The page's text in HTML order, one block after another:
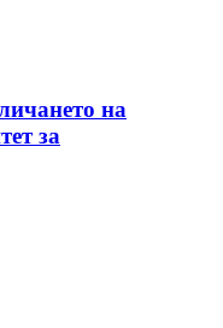
на
за